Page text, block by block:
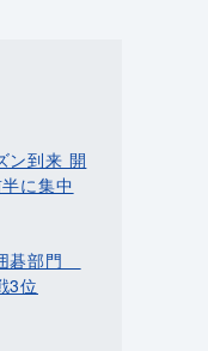
ン到来 開
に集中
碁部門
3位